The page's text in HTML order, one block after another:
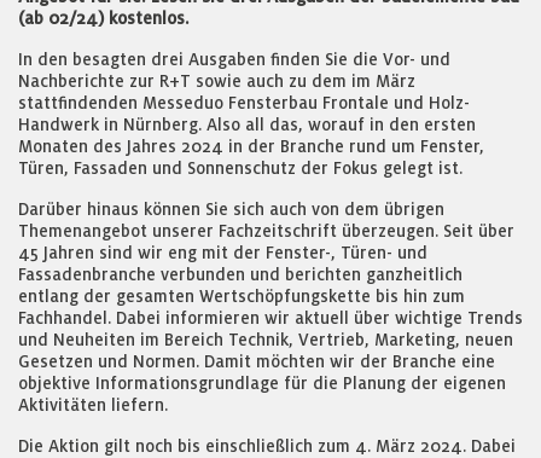
(ab 02/24) kostenlos.
In den besagten drei Ausgaben finden Sie die Vor- und
Nachberichte zur R+T sowie auch zu dem im März
stattfindenden Messeduo Fensterbau Frontale und Holz-
Handwerk in Nürnberg. Also all das, worauf in den ersten
Monaten des Jahres 2024 in der Branche rund um Fenster,
Türen, Fassaden und Sonnenschutz der Fokus gelegt ist.
Darüber hinaus können Sie sich auch von dem übrigen
Themenangebot unserer Fachzeitschrift überzeugen. Seit über
45 Jahren sind wir eng mit der Fenster-, Türen- und
Fassadenbranche verbunden und berichten ganzheitlich
entlang der gesamten Wertschöpfungskette bis hin zum
Fachhandel. Dabei informieren wir aktuell über wichtige Trends
und Neuheiten im Bereich Technik, Vertrieb, Marketing, neuen
Gesetzen und Normen. Damit möchten wir der Branche eine
objektive Informationsgrundlage für die Planung der eigenen
Aktivitäten liefern.
Die Aktion gilt noch bis einschließlich zum 4. März 2024. Dabei